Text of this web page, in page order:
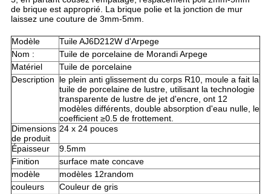
de brique est approprié. La brique polie et la jonction de mur
laissez une couture de 3mm-5mm.
Modèle
Tuile AJ6D212W d'Arpege
Nom :
Tuile de porcelaine de Morandi Arpege
Matériel
Tuile de porcelaine
Description
le plein anti glissement du corps R10, moule a fait la
tuile de porcelaine de lustre, utilisant la technologie
transparente de lustre de jet d'encre, ont 12
modèles différents, double absorption d'eau nulle, le
coefficient ≥0.5 de frottement.
Dimensions
de produit
24 x 24 pouces
Épaisseur
9.5mm
Finition
surface mate concave
modèle
modèles 12random
couleurs
Couleur de gris